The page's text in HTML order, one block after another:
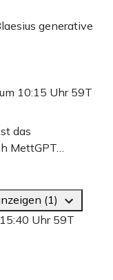
generative
10:15 Uhr 59T
das
MettGPT…
(1)
Uhr 59T